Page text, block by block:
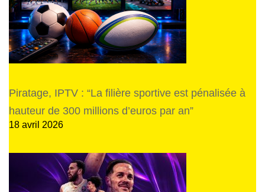
Piratage, IPTV : “La filière sportive est pénalisée à
hauteur de 300 millions d’euros par an”
18 avril 2026